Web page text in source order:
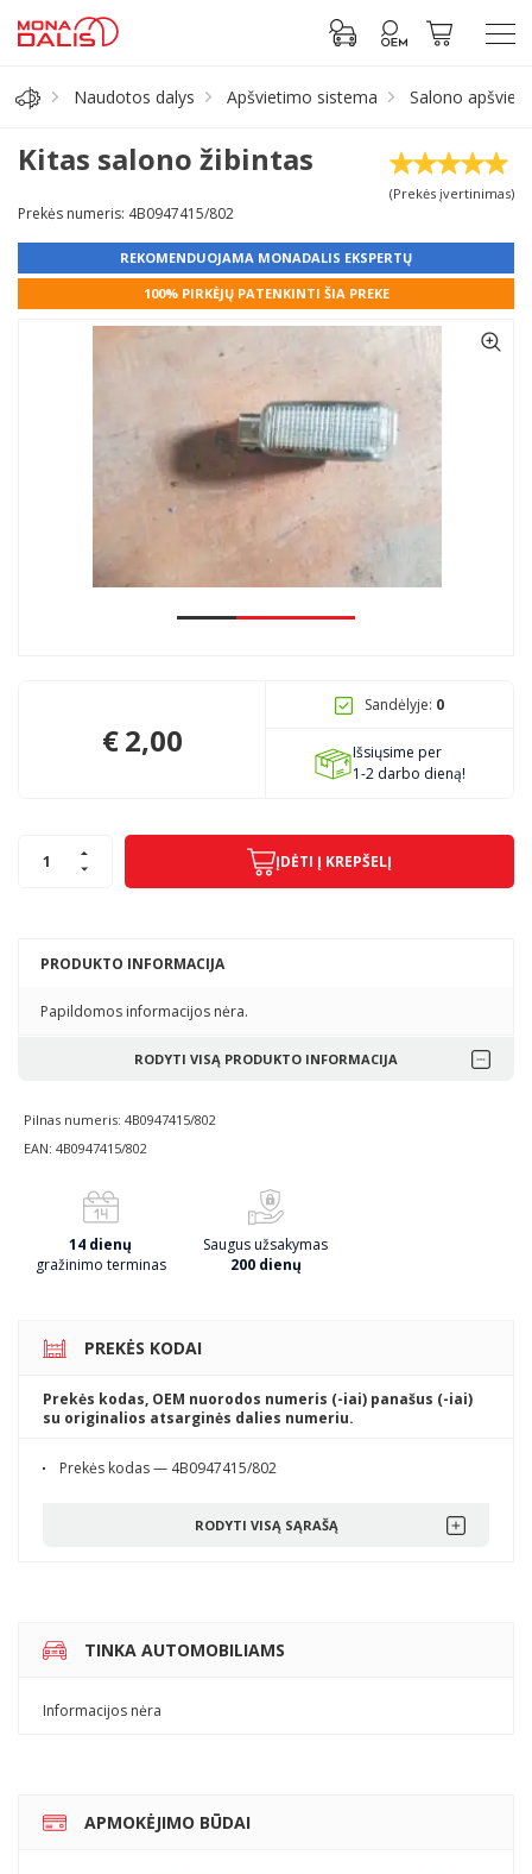
Antifrizas
Akumuliatorius
Prisijungti prie paskyros
Pagojo k., Uosių g. 124, Kelmės raj.
+370 68306302
Naudotos dalys Apšvietimo sistema Salono
Kitas salono žibintas
(Prekės įvertinimas)
Prekės numeris: 4B0947415/802
REKOMENDUOJAMA MONADALIS EKSPERTŲ
100% PIRKĖJŲ PATENKINTI ŠIA PREKE
PRODUKTO INFORMACIJA
Papildomos informacijos nėra.
RODYTI VISĄ PRODUKTO INFORMACIJA
Pilnas numeris: 4B0947415/802
EAN: 4B0947415/802
14 dienų
gražinimo terminas
Saugus užsakymas
200 dienų
€2,00
Sandėlyje: 0
Išsiųsime per
1-2 darbo dieną!
ĮDĖTI Į KREPŠELĮ
PREKĖS KODAI
Prekės kodas, OEM nuorodos numeris (-iai) panašus (-iai)
su originalios atsarginės dalies numeriu.
Prekės kodas — 4B0947415/802
RODYTI VISĄ SĄRAŠĄ
TINKA AUTOMOBILIAMS
Informacijos nėra
APMOKĖJIMO BŪDAI